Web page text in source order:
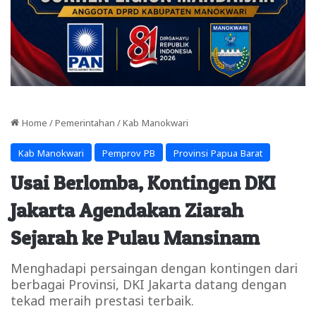
Home / Pemerintahan / Kab Manokwari
Kab Manokwari Pemprov PB Provinsi Papua Barat
Usai Berlomba, Kontingen DKI
Jakarta Agendakan Ziarah
Sejarah ke Pulau Mansinam
Menghadapi persaingan dengan kontingen dari
berbagai Provinsi, DKI Jakarta datang dengan
tekad meraih prestasi terbaik.